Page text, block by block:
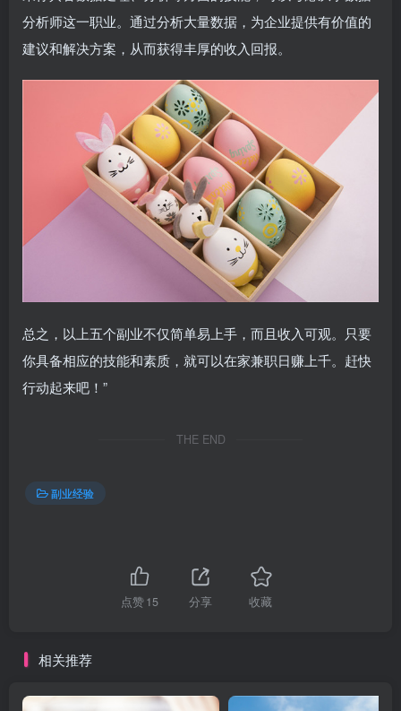
分析师这一职业。通过分析大量数据，为企业提供有价值的
建议和解决方案，从而获得丰厚的收入回报。
总之，以上五个副业不仅简单易上手，而且收入可观。只要
你具备相应的技能和素质，就可以在家兼职日赚上千。赶快
行动起来吧！”
THE END
副业经验
点赞15 分享 收藏
相关推荐